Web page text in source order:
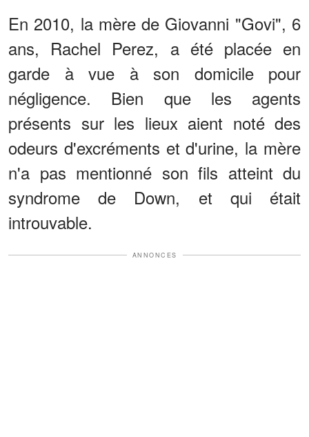
En 2010, la mère de Giovanni "Govi", 6
ans, Rachel Perez, a été placée en
garde à vue à son domicile pour
négligence. Bien que les agents
présents sur les lieux aient noté des
odeurs d'excréments et d'urine, la mère
n'a pas mentionné son fils atteint du
syndrome de Down, et qui était
introuvable.
ANNONCES